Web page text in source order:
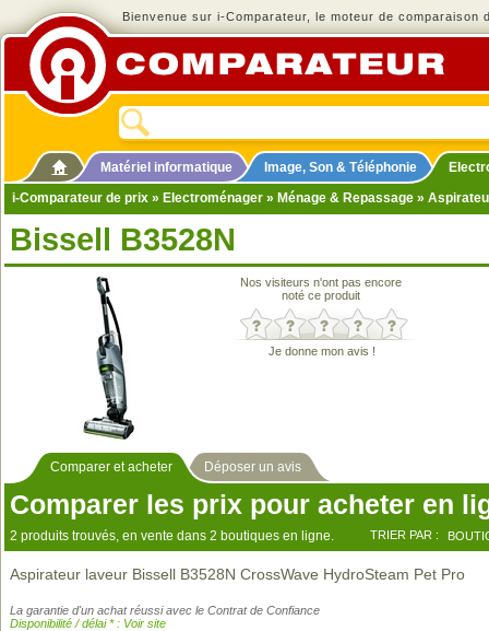
Bienvenue sur i-Comparateur, le moteur de comparaison
Matériel informatique Image, Son & Téléphonie
i-Comparateur de prix » Electroménager » Ménage & Repassage »
Bissell B3528N
Nos visiteurs n'ont pas encore
noté ce produit
Je donne mon avis !
Comparer et acheter Déposer un avis
Comparer les prix pour acheter en
2 produits trouvés, en vente dans 2 boutiques en ligne. TRIER PAR :
Aspirateur laveur Bissell B3528N CrossWave HydroSteam Pet Pro
La garantie d'un achat réussi avec le Contrat de Confiance
Disponibilité / délai * : Voir site